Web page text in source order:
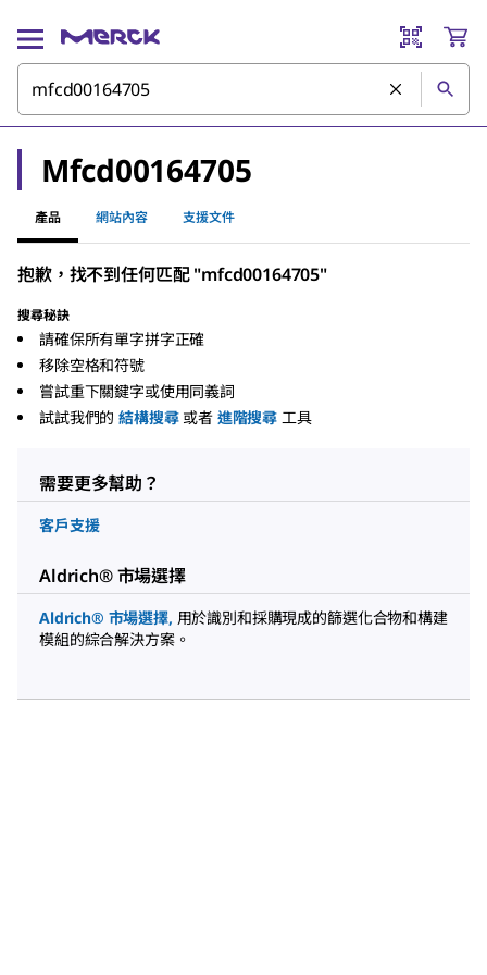
Mfcd00164705
產品 網站內容 支援文件
抱歉，找不到任何匹配 "mfcd00164705"
搜尋秘訣
請確保所有單字拼字正確
移除空格和符號
嘗試重下關鍵字或使用同義詞
試試我們的 結構搜尋 或者 進階搜尋 工具
需要更多幫助？
客戶支援
Aldrich® 市場選擇
Aldrich® 市場選擇, 用於識別和採購現成的篩選化合物和構建
模組的綜合解決方案。